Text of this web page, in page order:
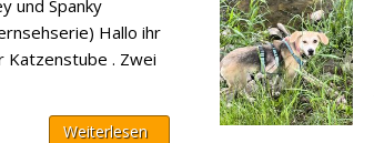
und Spanky
Hallo ihr
Katzenstube . Zwei
Weiterlesen